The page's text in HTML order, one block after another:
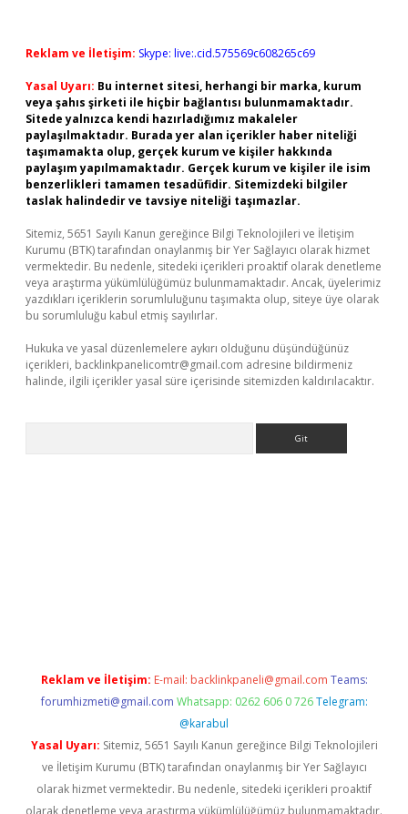
Reklam ve İletişim: Skype: live:.cid.575569c608265c69
Yasal Uyarı: Bu internet sitesi, herhangi bir marka, kurum
veya şahıs şirketi ile hiçbir bağlantısı bulunmamaktadır.
Sitede yalnızca kendi hazırladığımız makaleler
paylaşılmaktadır. Burada yer alan içerikler haber niteliği
taşımamakta olup, gerçek kurum ve kişiler hakkında
paylaşım yapılmamaktadır. Gerçek kurum ve kişiler ile isim
benzerlikleri tamamen tesadüfidir. Sitemizdeki bilgiler
taslak halindedir ve tavsiye niteliği taşımazlar.
Sitemiz, 5651 Sayılı Kanun gereğince Bilgi Teknolojileri ve İletişim
Kurumu (BTK) tarafından onaylanmış bir Yer Sağlayıcı olarak hizmet
vermektedir. Bu nedenle, sitedeki içerikleri proaktif olarak denetleme
veya araştırma yükümlülüğümüz bulunmamaktadır. Ancak, üyelerimiz
yazdıkları içeriklerin sorumluluğunu taşımakta olup, siteye üye olarak
bu sorumluluğu kabul etmiş sayılırlar.
Hukuka ve yasal düzenlemelere aykırı olduğunu düşündüğünüz
içerikleri, backlinkpanelicomtr@gmail.com adresine bildirmeniz
halinde, ilgili içerikler yasal süre içerisinde sitemizden kaldırılacaktır.
Reklam ve İletişim: E-mail: backlinkpaneli@gmail.com Teams:
forumhizmeti@gmail.com Whatsapp: 0262 606 0 726 Telegram:
@karabul
Yasal Uyarı: Sitemiz, 5651 Sayılı Kanun gereğince Bilgi Teknolojileri
ve İletişim Kurumu (BTK) tarafından onaylanmış bir Yer Sağlayıcı
olarak hizmet vermektedir. Bu nedenle, sitedeki içerikleri proaktif
olarak denetleme veya araştırma yükümlülüğümüz bulunmamaktadır.